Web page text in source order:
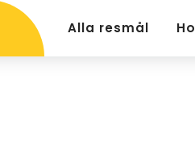
Alla resmål